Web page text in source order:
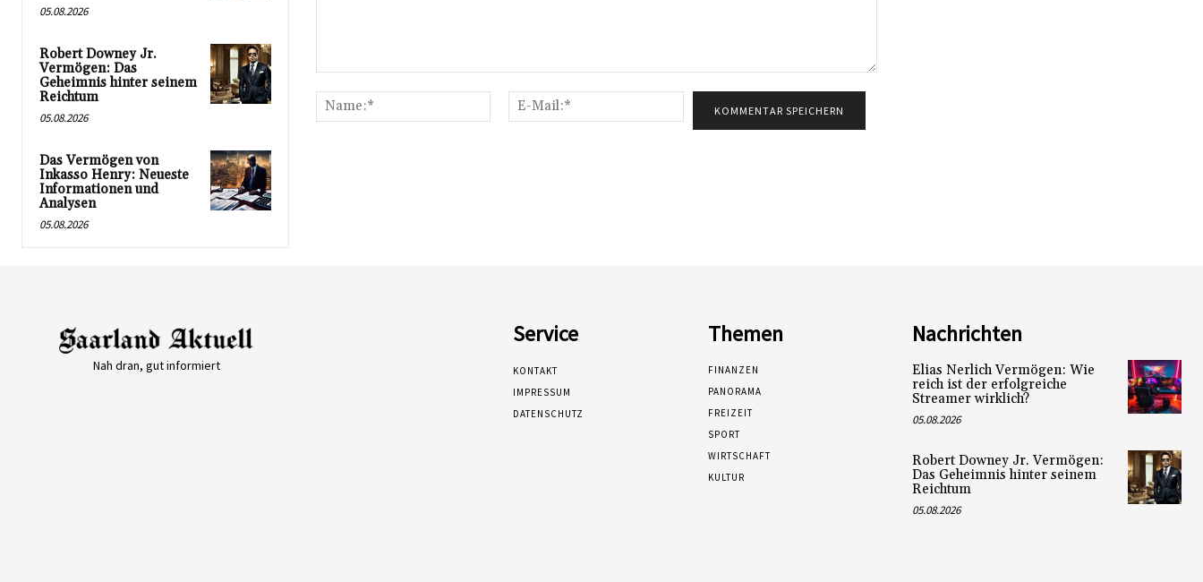
05.08.2026
Robert Downey Jr.
Vermögen: Das
Geheimnis hinter seinem
Reichtum
05.08.2026
Das Vermögen von
Inkasso Henry: Neueste
Informationen und
Analysen
05.08.2026
Name:*
Mail:*
Nah dran, gut informiert
Service
KONTAKT
IMPRESSUM
DATENSCHUTZ
Themen
FINANZEN
PANORAMA
FREIZEIT
SPORT
WIRTSCHAFT
KULTUR
Nachrichten
Elias Nerlich Vermögen: Wie
reich ist der erfolgreiche
Streamer wirklich?
05.08.2026
Robert Downey Jr. Vermögen:
Das Geheimnis hinter seinem
Reichtum
05.08.2026